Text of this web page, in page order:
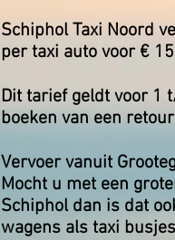
Schiphol Taxi Noord
per taxi auto voor €
Dit tarief geldt voor 1
boeken van een
Vervoer vanuit
Mocht u met een
Schiphol dan is dat
wagens als taxi